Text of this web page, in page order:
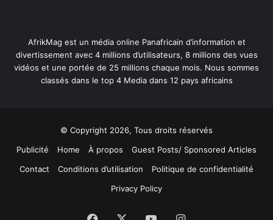
AfrikMag est un média online Panafricain d’information et
divertissement avec 4 millions d’utilisateurs, 8 millions des vues
vidéos et une portée de 25 millions chaque mois. Nous sommes
classés dans le top 4 Media dans 12 pays africains
© Copyright 2026, Tous droits réservés
Publicité
Home À propos
Guest Posts/ Sponsored Articles
Contact
Conditions d’utilisation
Politique de confidentialité
Privacy Policy